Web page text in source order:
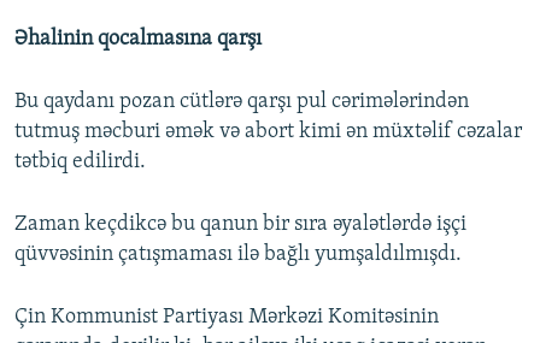
Əhalinin qocalmasına qarşı
Bu qaydanı pozan cütlərə qarşı pul cərimələrindən
tutmuş məcburi əmək və abort kimi ən müxtəlif cəzalar
tətbiq edilirdi.
Zaman keçdikcə bu qanun bir sıra əyalətlərdə işçi
qüvvəsinin çatışmaması ilə bağlı yumşaldılmışdı.
Çin Kommunist Partiyası Mərkəzi Komitəsinin